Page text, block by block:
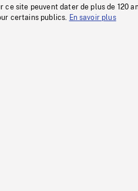
ce site peuvent dater de plus de 120
certains publics.
En savoir plus